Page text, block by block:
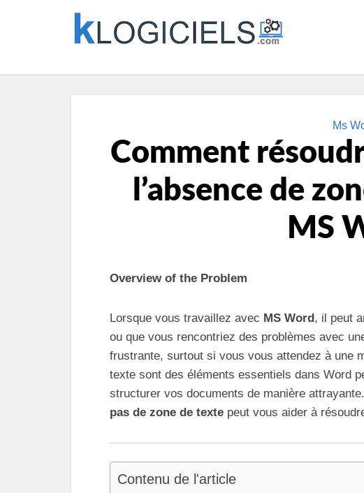
Ms
Comment
l’absence de
MS
Overview of the Problem
Lorsque vous travaillez avec MS Word, il peut
ou que vous rencontriez des problèmes avec
frustrante, surtout si vous vous attendez à une
texte sont des éléments essentiels dans Word
structurer vos documents de manière
pas de zone de texte peut vous aider à
Contenu de l'article